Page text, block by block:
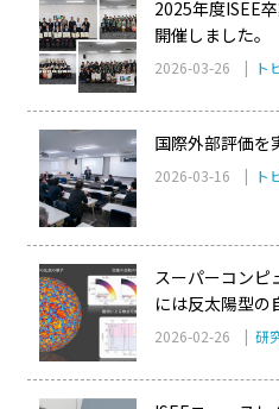
2025年度ISEE
開催しました。
2026-03-26 | ト
国際外部評価を
2026-03-16 | ト
スーパーコンピ
には反太陽型の
2026-02-26 | 研